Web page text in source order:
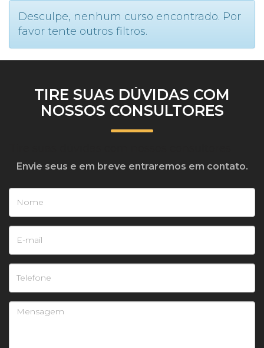
Internacionalização
UATI
Desculpe, nenhum curso encontrado. Por
favor tente outros filtros.
TIRE SUAS DÚVIDAS COM
NOSSOS CONSULTORES
Envie seus e em breve entraremos em contato.